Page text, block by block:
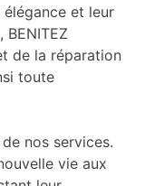
et leur
de la réparation
toute
nos services.
vie aux